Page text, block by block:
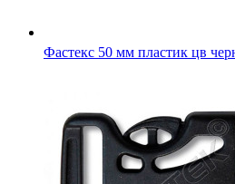
Фастекс 50 мм пластик цв